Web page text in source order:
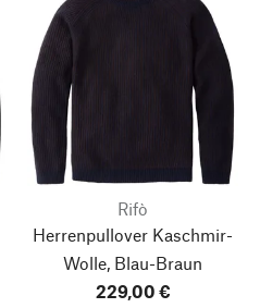
Rifò
Herrenpullover Kaschmir-
Wolle, Blau-Braun
229,00 €